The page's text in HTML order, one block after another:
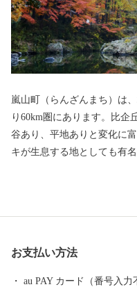
嵐山町（らんざんまち）は
り60km圏にあります。比企
谷あり、平地ありと変化に
キが生息する地としても有
全第3号地（面積13.5ha）に
もあるようです。現在使わ
お支払い方法
au PAY カード（番号入力